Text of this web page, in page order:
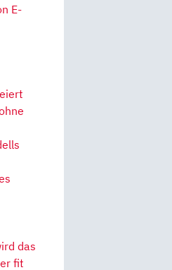
E-
das
fit